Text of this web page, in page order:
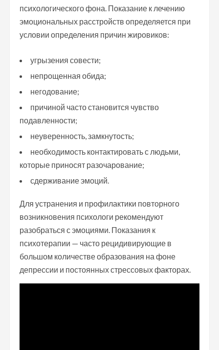
психологического фона. Показание к лечению
эмоциональных расстройств определяется при
условии определения причин жировиков:
угрызения совести;
непрощенная обида;
негодование;
причиной часто становится чувство
подавленности;
неуверенность, замкнутость;
необходимость контактировать с людьми,
которые приносят разочарование;
сдерживание эмоций.
Для устранения и профилактики повторного
возникновения психологи рекомендуют
разобраться с эмоциями. Показания к
психотерапии — часто рецидивирующие в
большом количестве образования на фоне
депрессии и постоянных стрессовых факторах.